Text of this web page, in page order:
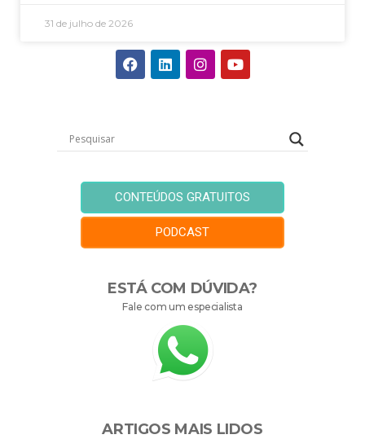
31 de julho de 2026
CONTEÚDOS GRATUITOS
PODCAST
ESTÁ COM DÚVIDA?
Fale com um especialista
ARTIGOS MAIS LIDOS